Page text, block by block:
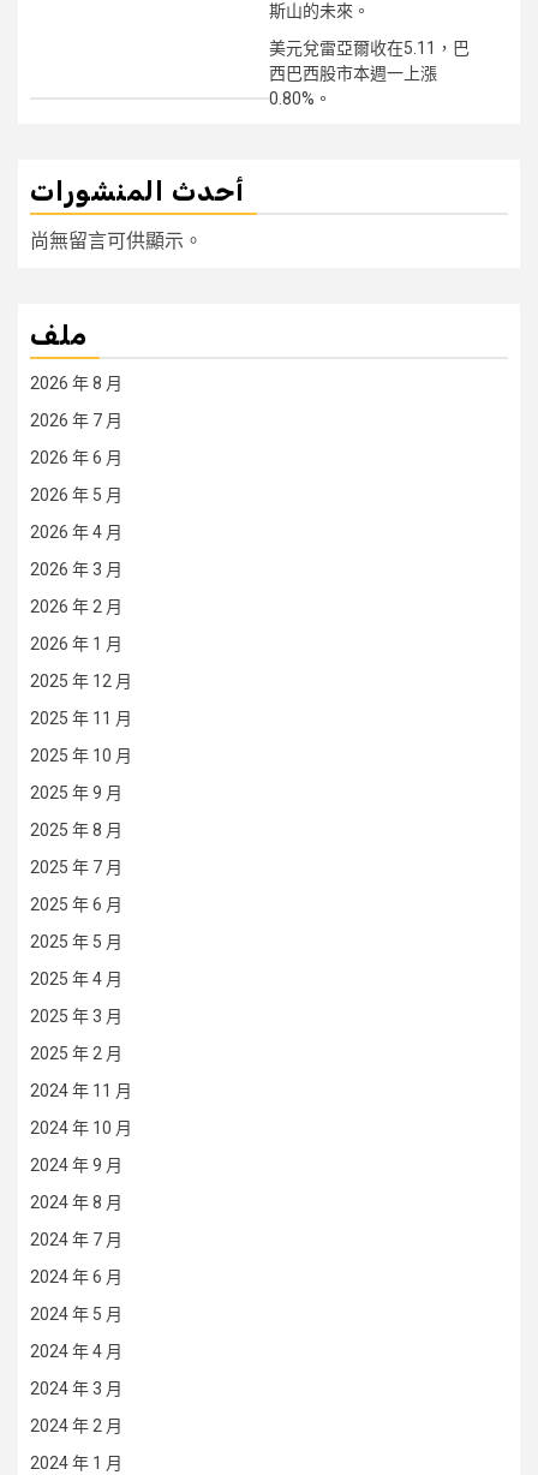
斯山的未來。
美元兌雷亞爾收在5.11，巴
西巴西股市本週一上漲
0.80%。
أحدث المنشورات
尚無留言可供顯示。
ملف
2026 年 8 月
2026 年 7 月
2026 年 6 月
2026 年 5 月
2026 年 4 月
2026 年 3 月
2026 年 2 月
2026 年 1 月
2025 年 12 月
2025 年 11 月
2025 年 10 月
2025 年 9 月
2025 年 8 月
2025 年 7 月
2025 年 6 月
2025 年 5 月
2025 年 4 月
2025 年 3 月
2025 年 2 月
2024 年 11 月
2024 年 10 月
2024 年 9 月
2024 年 8 月
2024 年 7 月
2024 年 6 月
2024 年 5 月
2024 年 4 月
2024 年 3 月
2024 年 2 月
2024 年 1 月